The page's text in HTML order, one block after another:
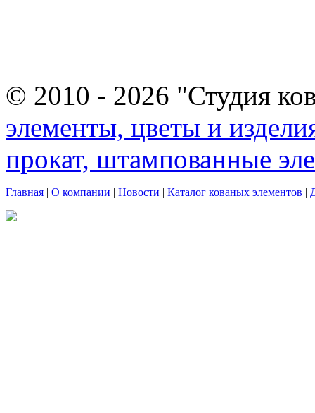
© 2010 - 2026 "Студия
элементы, цветы и
прокат, штампованные
Главная | О компании | Новости | Каталог кованых элементов |